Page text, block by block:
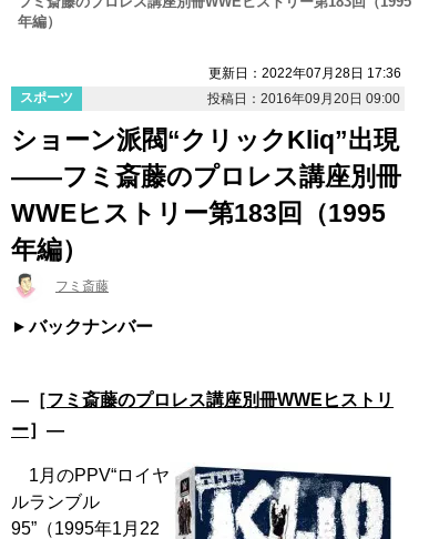
年編）
更新日：2022年07月28日 17:36
スポーツ
投稿日：2016年09月20日 09:00
ショーン派閥“クリックKliq”出現
――フミ斎藤のプロレス講座別冊
WWEヒストリー第183回（1995
年編）
フミ斎藤
バックナンバー
―［フミ斎藤のプロレス講座別冊WWEヒストリ
ー］―
1月のPPV“ロイヤ
ルランブル
95”（1995年1月22